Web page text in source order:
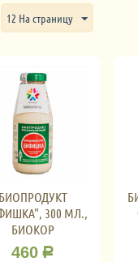
12 На страницу
БИОПРОДУКТ
300 МЛ.,
БИОКОР
460 Р